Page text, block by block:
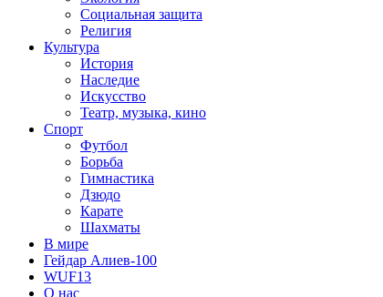
Социальная защита
Религия
Культура
История
Наследие
Искусство
Театр, музыка, кино
Спорт
Футбол
Борьба
Гимнастика
Дзюдо
Карате
Шахматы
В мире
Гейдар Алиев-100
WUF13
О нас